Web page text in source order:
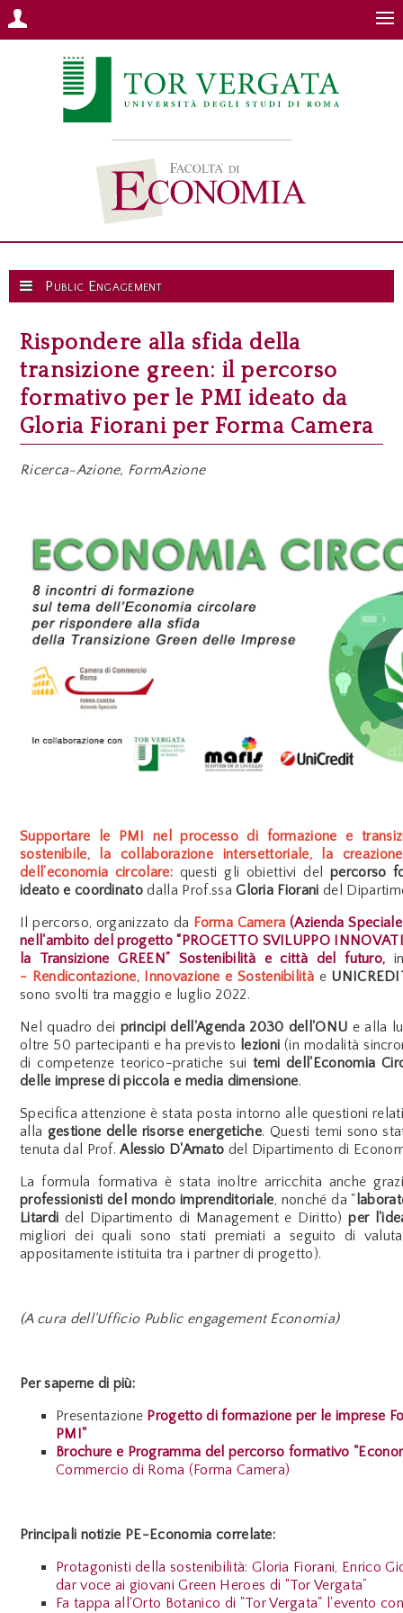
Rispondere alla sfida della
transizione green: il percorso
formativo per le PMI ideato da
Gloria Fiorani per Forma Camera
Ricerca-Azione, FormAzione
Supportare le PMI nel processo di formazione e
sostenibile, la collaborazione intersettoriale, la
dell’economia circolare: questi gli obiettivi del percorso
ideato e coordinato dalla Prof.ssaGloria Fiorani del
Il percorso, organizzato da Forma Camera (Azienda
nell'ambito del progetto “PROGETTO SVILUPPO
la Transizione GREEN” Sostenibilità e città del futuro,
- Rendicontazione, Innovazione e Sostenibilità e
sono svolti tra maggio e luglio 2022.
Nel quadro dei principi dell'Agenda 2030 dell'ONU e alla
oltre 50 partecipanti e ha previsto lezioni(in modalità
di competenze teorico-pratiche sui temi dell'Economia
delle imprese di piccola e media dimensione.
Specifica attenzione è stata posta intorno alle questioni
alla gestione delle risorse energetiche. Questi temi sono
tenuta dal Prof.Alessio D'Amato del Dipartimento di
La formula formativa è stata inoltre arricchita anche
professionisti del mondo imprenditoriale, nonché da "
Litardi del Dipartimento di Management e Diritto) per
migliori dei quali sono stati premiati a seguito di
appositamente istituita tra i partner di progetto).
(A cura dell'Ufficio Public engagement Economia)
Per saperne di più:
Presentazione Progetto di formazione per le imprese
PMI"
Brochure e Programma del percorso formativo
Commercio di Roma (Forma Camera)
Principali notizie PE-Economia correlate:
Protagonisti della sostenibilità: Gloria Fiorani, Enrico
dar voce ai giovani Green Heroes di “Tor Vergata”
Fa tappa all'Orto Botanico di "Tor Vergata" l'evento
Public Engagement